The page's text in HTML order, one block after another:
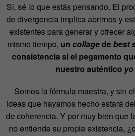
Sí, sé lo que estás pensando. El
de divergencia implica abrirnos y
existentes para generar y ofrecer
mismo tiempo, un collagedebest
consistencia si el pegamento
nuestro auténtico
Somos la fórmula maestra, y sin
ideas que hayamos hecho estará
de coherencia. Y por muy bien que
no entiende su propia existencia,